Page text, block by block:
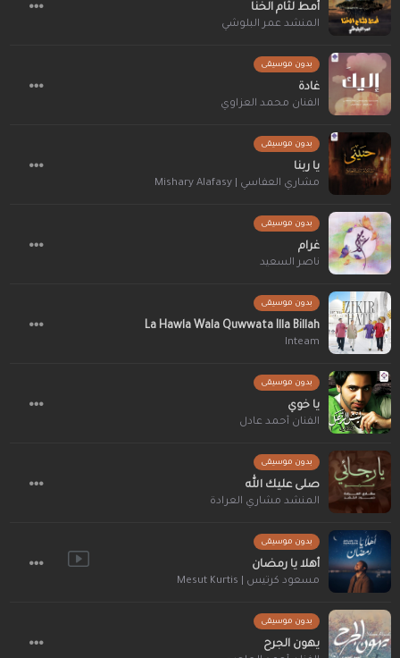
أمط لثام الخنا
المنشد عمر البلوشي
بدون موسيقى
غادة
الفنان محمد العزاوي
بدون موسيقى
يا ربنا
مشاري العفاسي | Mishary Alafasy
بدون موسيقى
غرام
ناصر السعيد
بدون موسيقى
La Hawla Wala Quwwata Illa Billah
Inteam
بدون موسيقى
يا خوي
الفنان أحمد عادل
بدون موسيقى
صلى عليك الله
المنشد مشاري العرادة
بدون موسيقى
أهلا يا رمضان
مسعود كرتيس | Mesut Kurtis
بدون موسيقى
يهون الجرح